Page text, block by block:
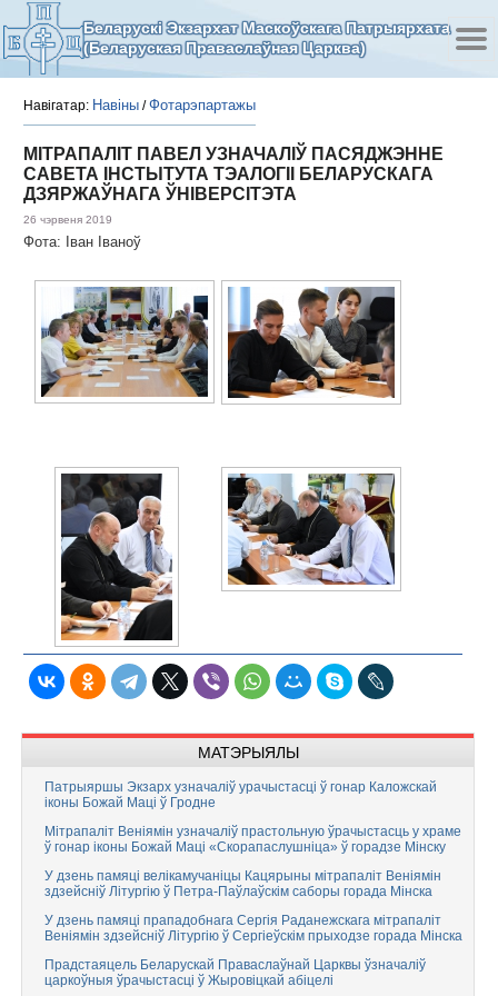
Беларускі Экзархат Маскоўскага Патрыярхата
(Беларуская Праваслаўная Царква)
Навігатар: Навіны /Фотарэпартажы
МІТРАПАЛІТ ПАВЕЛ УЗНАЧАЛІЎ ПАСЯДЖЭННЕ
САВЕТА ІНСТЫТУТА ТЭАЛОГІІ БЕЛАРУСКАГА
ДЗЯРЖАЎНАГА ЎНІВЕРСІТЭТА
26 чэрвеня 2019
Фота: Іван Іваноў
МАТЭРЫЯЛЫ
Патрыяршы Экзарх узначаліў урачыстасці ў гонар Каложскай
іконы Божай Маці ў Гродне
Мітрапаліт Веніямін узначаліў прастольную ўрачыстасць у храме
ў гонар іконы Божай Маці «Скорапаслушніца» ў горадзе Мінску
У дзень памяці велікамучаніцы Кацярыны мітрапаліт Веніямін
здзейсніў Літургію ў Петра-Паўлаўскім саборы горада Мінска
У дзень памяці прападобнага Сергія Раданежскага мітрапаліт
Веніямін здзейсніў Літургію ў Сергіеўскім прыходзе горада Мінска
Прадстаяцель Беларускай Праваслаўнай Царквы ўзначаліў
царкоўныя ўрачыстасці ў Жыровіцкай абіцелі